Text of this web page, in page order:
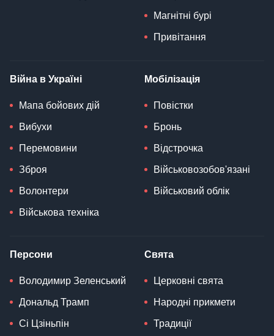
Магнітні бурі
Привітання
Війна в Україні
Мапа бойових дій
Вибухи
Перемовини
Зброя
Волонтери
Військова техніка
Мобілізація
Повістки
Бронь
Відстрочка
Військовозобов'язані
Військовий облік
Персони
Володимир Зеленський
Дональд Трамп
Сі Цзіньпін
Свята
Церковні свята
Народні прикмети
Традиції